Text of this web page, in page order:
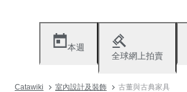
本週
全球網上拍賣
Catawiki 室內設計及裝飾 古董與古典家具